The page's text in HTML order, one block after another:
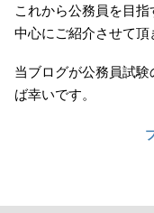
これから公務員を目
中心にご紹介させて頂
当ブログが公務員試
ば幸いです。